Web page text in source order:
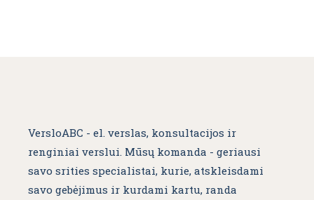
VersloABC - el. verslas, konsultacijos ir
renginiai verslui. Mūsų komanda - geriausi
savo srities specialistai, kurie, atskleisdami
savo gebėjimus ir kurdami kartu, randa